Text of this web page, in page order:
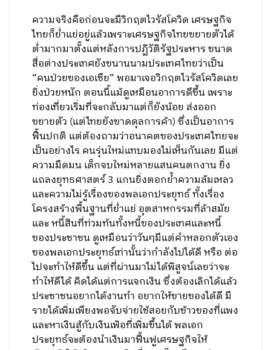
ความจริงคือก่อนจะมีวิกฤตไวรัสโควิด เศรษฐกิจ
ไทยก็ย่ำแย่อยู่แล้วเพราะเศรษฐกิจไทยขยายตัวได้
ต่ำมากมาตั้งแต่หลังการปฏิวัติรัฐประหาร ขนาด
สื่อต่างประเทศยังขนานนามประเทศไทยว่าเป็น
“คนป่วยของเอเชีย” พอมาเจอวิกฤตไวรัสโควิดเลย
ยิ่งป่วยหนัก ตอนนี้แม้ดูเหมือนอาการดีขึ้น เพราะ
ท่องเที่ยวเริ่มที่จะกลับมาแต่ก็ยังน้อย ส่งออก
ขยายตัว (แต่ไทยยังขาดดุลการค้า) ซึ่งเป็นอาการ
ฟื้นปกติ แต่ต้องถามว่าอนาคตของประเทศไทยจะ
เป็นอย่างไร คนรุ่นใหม่แทบมองไม่เห็นกันเลย มีแต่
ความมืดมน เด็กจบใหม่หลายแสนคนตกงาน ยิ่ง
แถลงยุทธศาสตร์ 3 แกนยิ่งตอกย้ำความล้มเหลว
และความไม่รู้เรื่องของพลเอกประยุทธ์ ทั้งเรื่อง
โครงสร้างพื้นฐานที่ย่ำแย่ อุตสาหกรรมที่ล้าสมัย
และ หนี้สินที่ท่วมท้นทั้งหนี้ของประเทศและหนี้
ของประชาชน ดูเหมือนว่าวันๆมีแต่คำหลอกตัวเอง
ของพลเอกประยุทธ์เท่านั้นว่ากำลังไปได้ดี หรือ ต่อ
ไปจะทำให้ดีขึ้น แต่ที่ผ่านมาไม่ได้พิสูจน์เลยว่าจะ
ทำให้ดีได้ คิดได้แต่การแจกเงิน ซึ่งต้องเลิกได้แล้ว
ประชาชนอยากได้งานทำ อยากให้ขายของได้ดี มี
รายได้เพิ่มเพียงพอจับจ่ายใช้สอยกับข้าวของที่แพง
และหาเงินสู้กับเงินเฟ้อที่เพิ่มขึ้นได้ พลเอก
ประยุทธ์จะต้องนำเงินมาฟื้นฟูเศรษฐกิจให้